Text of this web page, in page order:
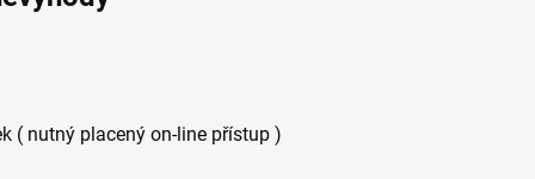
( nutný placený on-line přístup )